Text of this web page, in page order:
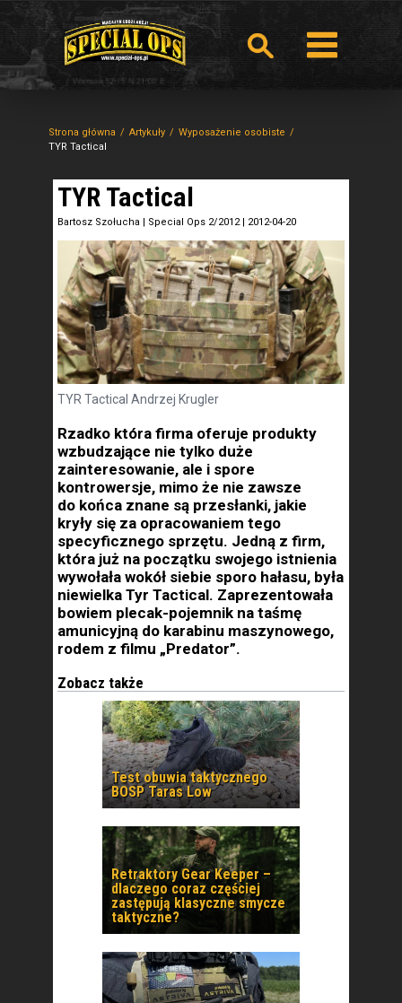
Strona główna Artykuły
Wyposażenie osobiste
TYR Tactical
TYR Tactical
Bartosz Szołucha | Special Ops 2/2012 | 2012-04-20
TYR Tactical Andrzej Krugler
Rzadko która firma oferuje produkty
wzbudzające nie tylko duże
zainteresowanie, ale i spore
kontrowersje, mimo że nie zawsze
do końca znane są przesłanki, jakie
kryły się za opracowaniem tego
specyficznego sprzętu. Jedną z firm,
która już na początku swojego istnienia
wywołała wokół siebie sporo hałasu, była
niewielka Tyr Tactical. Zaprezentowała
bowiem plecak-pojemnik na taśmę
amunicyjną do karabinu maszynowego,
rodem z filmu „Predator”.
Zobacz także
Test obuwia taktycznego
BOSP Taras Low
Retraktory Gear Keeper –
dlaczego coraz częściej
zastępują klasyczne smycze
taktyczne?